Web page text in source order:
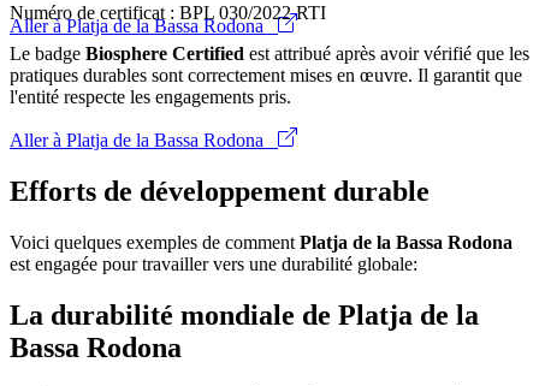
Aller à Platja de la Bassa Rodona
Numéro de certificat : BPL 030/2022 RTI
Le badge Biosphere Certified est attribué après avoir vérifié que les
pratiques durables sont correctement mises en œuvre. Il garantit que
l'entité respecte les engagements pris.
Aller à Platja de la Bassa Rodona
Efforts de développement durable
Voici quelques exemples de comment Platja de la Bassa Rodona
est engagée pour travailler vers une durabilité globale:
La durabilité mondiale de Platja de la
Bassa Rodona